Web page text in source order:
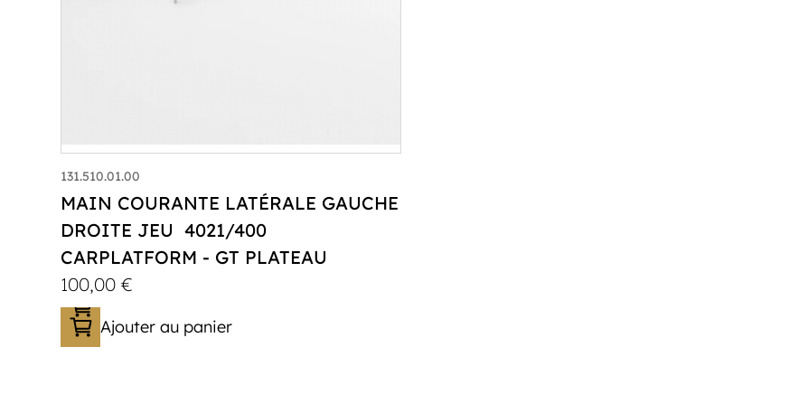
131.510.01.00
MAIN COURANTE LATÉRALE GAUCHE
DROITE JEU 4021/400
CARPLATFORM - GT PLATEAU
100,00€
Ajouter au panier